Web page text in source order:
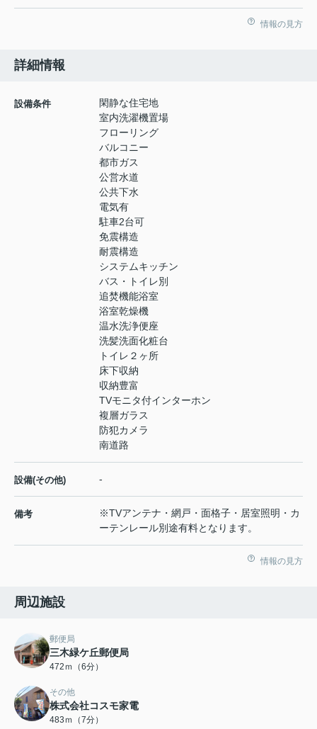
情報の見方
詳細情報
設備条件
閑静な住宅地
室内洗濯機置場
フローリング
バルコニー
都市ガス
公営水道
公共下水
電気有
駐車2台可
免震構造
耐震構造
システムキッチン
バス・トイレ別
追焚機能浴室
浴室乾燥機
温水洗浄便座
洗髪洗面化粧台
トイレ２ヶ所
床下収納
収納豊富
TVモニタ付インターホン
複層ガラス
防犯カメラ
南道路
設備(その他) -
備考
※TVアンテナ・網戸・面格子・居室照明・カ
ーテンレール別途有料となります。
情報の見方
周辺施設
郵便局
三木緑ケ丘郵便局
472ｍ（6分）
その他
株式会社コスモ家電
483ｍ（7分）